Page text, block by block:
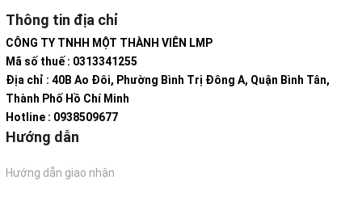
Thông tin địa chỉ
CÔNG TY TNHH MỘT THÀNH VIÊN LMP
Mã số thuế : 0313341255
Địa chỉ : 40B Ao Đôi, Phường Bình Trị Đông A, Quận Bình Tân,
Thành Phố Hồ Chí Minh
Hotline : 0938509677
Hướng dẫn
Hướng dẫn giao nhận